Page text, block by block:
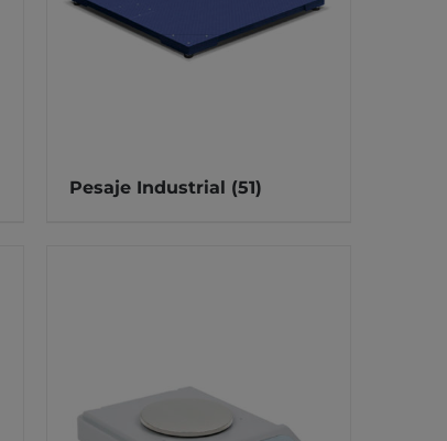
Pesaje Industrial (51)